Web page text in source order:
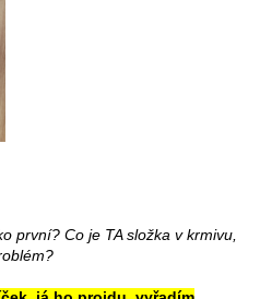
první? Co je TA složka v krmivu,